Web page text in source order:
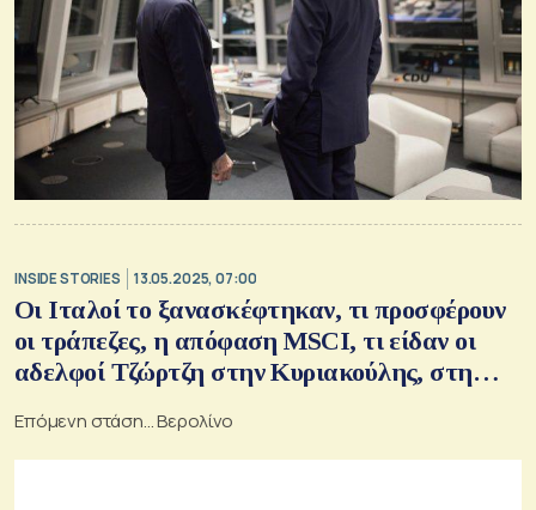
INSIDE STORIES 13.05.2025, 07:00
Οι Ιταλοί το ξανασκέφτηκαν, τι προσφέρουν
οι τράπεζες, η απόφαση MSCI, τι είδαν οι
αδελφοί Τζώρτζη στην Κυριακούλης, στη
Σταδίου
Επόμενη στάση... Βερολίνο